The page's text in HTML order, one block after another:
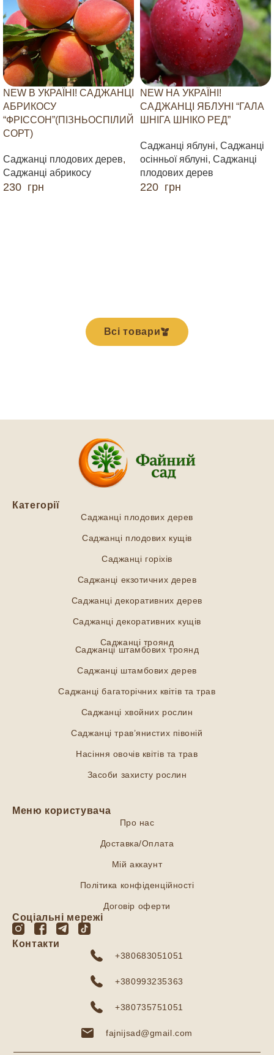
NEW В УКРАЇНІ! САДЖАНЦІ
АБРИКОСУ
“ФРІССОН”(ПІЗНЬОСПІЛИЙ
СОРТ)
Саджанці плодових дерев,
Саджанці абрикосу
230 грн
NEW НА УКРАЇНІ!
САДЖАНЦІ ЯБЛУНІ “ГАЛА
ШНІГА ШНІКО РЕД”
Саджанці яблуні, Саджанці
осінньої яблуні, Саджанці
плодових дерев
220 грн
Всі товари
Категорії
Саджанці плодових дерев
Саджанці плодових кущів
Саджанці горіхів
Саджанці екзотичних дерев
Саджанці декоративних дерев
Саджанці декоративних кущів
Саджанці троянд
Саджанці штамбових троянд
Саджанці штамбових дерев
Саджанці багаторічних квітів та трав
Саджанці хвойних рослин
Саджанці трав’янистих півоній
Насіння овочів квітів та трав
Засоби захисту рослин
Меню користувача
Про нас
Доставка/Оплата
Мій аккаунт
Політика конфіденційності
Договір оферти
Соціальні мережі
Контакти
+380683051051
+380993235363
+380735751051
fajnijsad@gmail.com